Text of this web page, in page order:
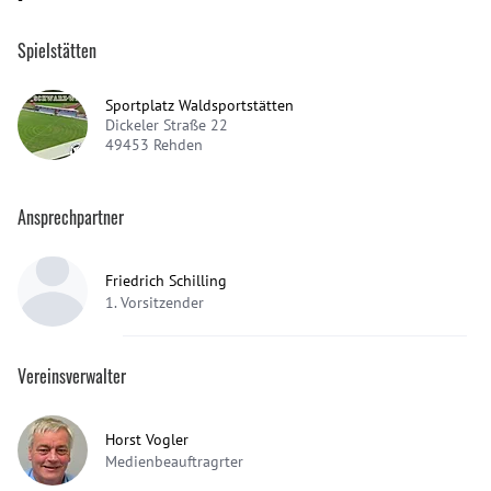
Spielstätten
Sportplatz Waldsportstätten
Dickeler Straße 22
49453 Rehden
Ansprechpartner
Friedrich Schilling
1. Vorsitzender
Vereinsverwalter
Horst Vogler
Medienbeauftragrter